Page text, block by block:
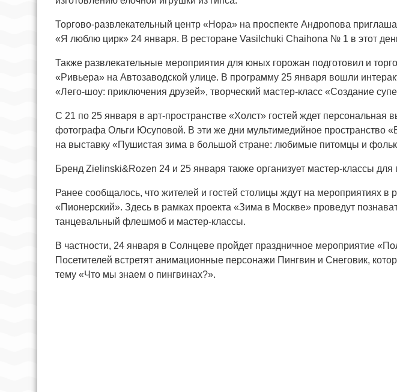
Торгово-развлекательный центр «Нора» на проспекте Андропова
«Я люблю цирк» 24 января. В ресторане Vasilchuki Chaihona № 1 в этот
Также развлекательные мероприятия для юных горожан подготовил и
«Ривьера» на Автозаводской улице. В программу 25 января вошли
«Лего-шоу: приключения друзей», творческий мастер-класс «Создание
С 21 по 25 января в арт-пространстве «Холст» гостей ждет персональная
фотографа Ольги Юсуповой. В эти же дни мультимедийное пространство
на выставку «Пушистая зима в большой стране: любимые питомцы и
Бренд Zielinski&Rozen 24 и 25 января также организует мастер-классы для
Ранее сообщалось, что жителей и гостей столицы ждут на мероприятиях в
«Пионерский». Здесь в рамках проекта «Зима в Москве» проведут
танцевальный флешмоб и мастер-классы.
В частности, 24 января в Солнцеве пройдет праздничное мероприятие
Посетителей встретят анимационные персонажи Пингвин и Снеговик,
тему «Что мы знаем о пингвинах?».